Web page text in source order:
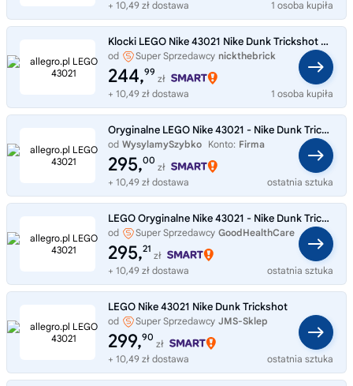
+ 10,49 zł dostawa 1 osoba kupiła
Klocki LEGO Nike 43021 Nike Dunk Trickshot koszykówka but basket
od Super Sprzedawcy nickthebrick
244,99
zł
+ 10,49 zł dostawa
1 osoba kupiła
Oryginalne LEGO Nike 43021 - Nike Dunk Trickshot Klocki Szybko Wysyłamy
od WysylamySzybko Konto: Firma
295,00
zł
+ 10,49 zł dostawa
ostatnia sztuka
LEGO Oryginalne Nike 43021 - Nike Dunk Trickshot Klocki But z Minifigurką
od Super Sprzedawcy GoodHealthCare
295,21
zł
+ 10,49 zł dostawa
ostatnia sztuka
LEGO Nike 43021 Nike Dunk Trickshot
od Super Sprzedawcy JMS-Sklep
299,90
zł
+ 10,49 zł dostawa
ostatnia sztuka